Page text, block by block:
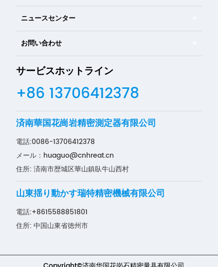
ニュースセンター
お問い合わせ
サービスホットライン
+86 13706412378
済南華国花崗岩精密測定器有限公司
電話:0086-13706412378
メール： huaguo@cnhreat.cn
住所: 済南市歴城区華山鎮臥牛山西村
山東揺り動かす瑞特精密機械有限公司
電話:+8615588851801
住所: 中国山東省徳州市